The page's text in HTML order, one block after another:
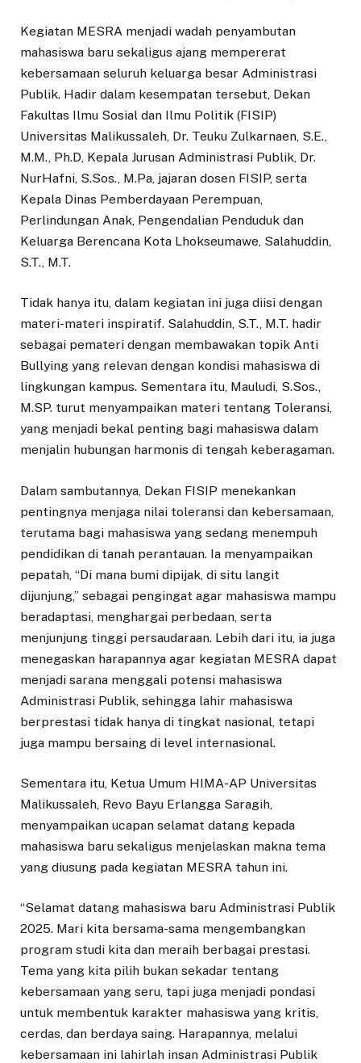
Kegiatan MESRA menjadi wadah penyambutan
mahasiswa baru sekaligus ajang mempererat
kebersamaan seluruh keluarga besar Administrasi
Publik. Hadir dalam kesempatan tersebut, Dekan
Fakultas Ilmu Sosial dan Ilmu Politik (FISIP)
Universitas Malikussaleh, Dr. Teuku Zulkarnaen, S.E.,
M.M., Ph.D, Kepala Jurusan Administrasi Publik, Dr.
NurHafni, S.Sos., M.Pa, jajaran dosen FISIP, serta
Kepala Dinas Pemberdayaan Perempuan,
Perlindungan Anak, Pengendalian Penduduk dan
Keluarga Berencana Kota Lhokseumawe, Salahuddin,
S.T., M.T.
Tidak hanya itu, dalam kegiatan ini juga diisi dengan
materi-materi inspiratif. Salahuddin, S.T., M.T. hadir
sebagai pemateri dengan membawakan topik Anti
Bullying yang relevan dengan kondisi mahasiswa di
lingkungan kampus. Sementara itu, Mauludi, S.Sos.,
M.SP. turut menyampaikan materi tentang Toleransi,
yang menjadi bekal penting bagi mahasiswa dalam
menjalin hubungan harmonis di tengah keberagaman.
Dalam sambutannya, Dekan FISIP menekankan
pentingnya menjaga nilai toleransi dan kebersamaan,
terutama bagi mahasiswa yang sedang menempuh
pendidikan di tanah perantauan. Ia menyampaikan
pepatah, “Di mana bumi dipijak, di situ langit
dijunjung,” sebagai pengingat agar mahasiswa mampu
beradaptasi, menghargai perbedaan, serta
menjunjung tinggi persaudaraan. Lebih dari itu, ia juga
menegaskan harapannya agar kegiatan MESRA dapat
menjadi sarana menggali potensi mahasiswa
Administrasi Publik, sehingga lahir mahasiswa
berprestasi tidak hanya di tingkat nasional, tetapi
juga mampu bersaing di level internasional.
Sementara itu, Ketua Umum HIMA-AP Universitas
Malikussaleh, Revo Bayu Erlangga Saragih,
menyampaikan ucapan selamat datang kepada
mahasiswa baru sekaligus menjelaskan makna tema
yang diusung pada kegiatan MESRA tahun ini.
“Selamat datang mahasiswa baru Administrasi Publik
2025. Mari kita bersama-sama mengembangkan
program studi kita dan meraih berbagai prestasi.
Tema yang kita pilih bukan sekadar tentang
kebersamaan yang seru, tapi juga menjadi pondasi
untuk membentuk karakter mahasiswa yang kritis,
cerdas, dan berdaya saing. Harapannya, melalui
kebersamaan ini lahirlah insan Administrasi Publik